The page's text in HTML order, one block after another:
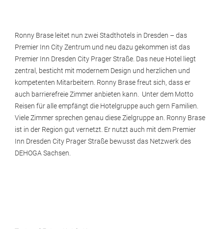
Ronny Brase leitet nun zwei Stadthotels in Dresden – das
Premier Inn City Zentrum und neu dazu gekommen ist das
Premier Inn Dresden City Prager Straße. Das neue Hotel liegt
zentral, besticht mit modernem Design und herzlichen und
kompetenten Mitarbeitern. Ronny Brase freut sich, dass er
auch barrierefreie Zimmer anbieten kann. Unter dem Motto
Reisen für alle empfängt die Hotelgruppe auch gern Familien.
Viele Zimmer sprechen genau diese Zielgruppe an. Ronny Brase
ist in der Region gut vernetzt. Er nutzt auch mit dem Premier
Inn Dresden City Prager Straße bewusst das Netzwerk des
DEHOGA Sachsen.